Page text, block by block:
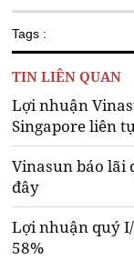
Tags :
TIN LIÊN QUAN
Lợi nhuận
Singapore liên
Vinasun báo lãi
đây
Lợi nhuận quý
58%